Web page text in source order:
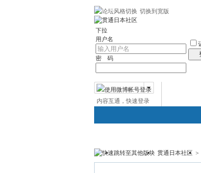
切换到宽版
下拉
用户名
密 码
微博帐号登录
内容互通，快速登录
贯通日本 日本社区
贯通日本社区 >